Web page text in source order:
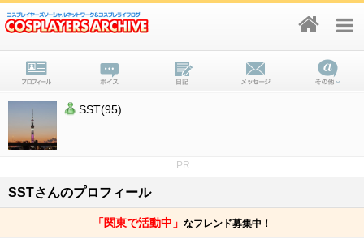
SST(95)
PR
SSTさんのプロフィール
「関東で活動中」 なフレンド募集中！